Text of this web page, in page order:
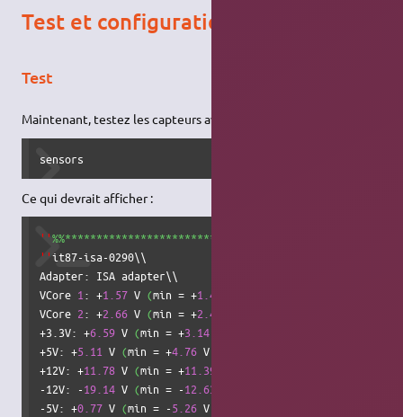
Test et configuration des capteurs
Test
Maintenant, testez les capteurs avec la commande « sensors » :
sensors
Ce qui devrait afficher :
''
''it87-isa-0290\\
Adapter: ISA adapter\\
VCore 1 : +1.57 V (min = +1.42
VCore 2: +2.66 V (min = +2.40
+3.3V: +6.59 V (min = +3.14
+5V: +5.11 V (min = +4.76 V, max = +
+12V: +11.78 V (min = +11.39
-12V: -19.14 V (min = -12.63
-5V: +0.77 V (min = -5.26 V, max = -